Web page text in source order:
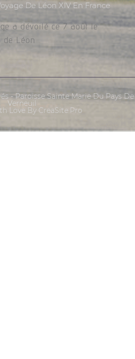
De Léon XIV En France
a dévoilé ce 7 août le
de Léon
- Paroisse Sainte Marie Du Pays De
Verneuil
Love By CreaSite.Pro